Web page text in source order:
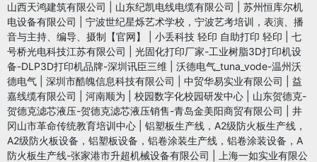
山西天鸿建筑有限公司 山东纪凯电线电缆有限公司
苏州恒库尔机
电设备有限公司
宁波世纪星烁艺术学校，宁波艺考培训，表演、播
音与主持、编导、摄制【官网】
小丢科技 轻印 自助打印 轻印
七
号桥光电科技江苏有限公司
光固化打印厂家-工业树脂3D打印机设
备-DLP3D打印机品牌-深圳讯臣三维
沃德电气_tuna_vode-温州沃
德电气
深圳市酷魄信息科技有限公司 中贸华易实业有限公司
益
嘉线缆有限公司
河南顺为 校园数字化校园研发中心
山东贺德克-
贺德克滤芯液压-贺德克滤芯液压销售-青岛金美阳商贸有限公司
井
冈山市革命传统教育培训中心
铝塑板生产线，A2级防火板生产线，
A2级防火板设备，铝塑板设备，铝卷涂装生产线，铝卷涂装设备，A
防火板生产线-张家港市升超机械设备有限公司
上海一如实业有限公